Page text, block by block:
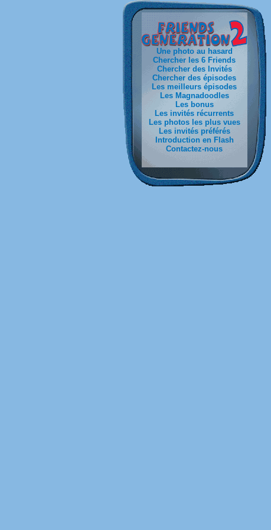
Une photo au hasard
Chercher les 6 Friends
Chercher des Invités
Chercher des épisodes
Les meilleurs épisodes
Les Magnadoodles
Les bonus
Les invités récurrents
Les photos les plus vues
Les invités préférés
Introduction en Flash
Contactez-nous